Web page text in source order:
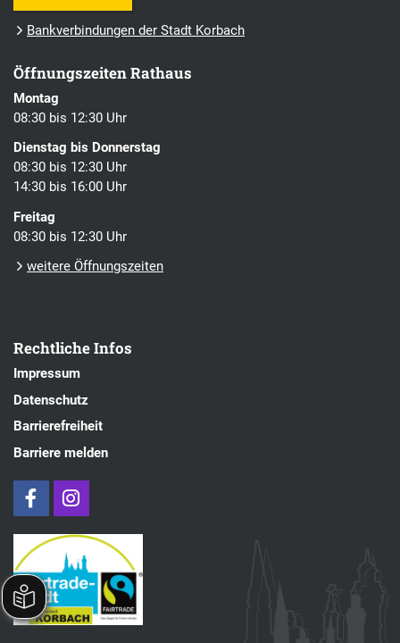
Bankverbindungen der Stadt Korbach
Öffnungszeiten Rathaus
Montag
08:30 bis 12:30 Uhr
Dienstag bis Donnerstag
08:30 bis 12:30 Uhr
14:30 bis 16:00 Uhr
Freitag
08:30 bis 12:30 Uhr
weitere Öffnungszeiten
Rechtliche Infos
Impressum
Datenschutz
Barrierefreiheit
Barriere melden